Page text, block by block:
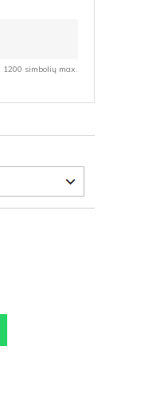
1200 simbolių max.